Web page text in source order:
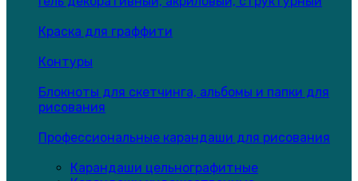
Краска для граффити
Контуры
Блокноты для скетчинга, альбомы и папки для
рисования
Профессиональные карандаши для рисования
Карандаши цельнографитные